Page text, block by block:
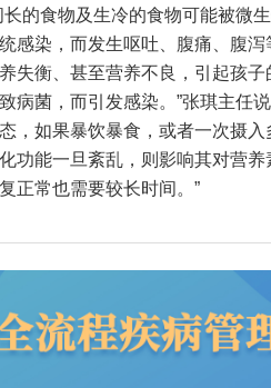
的食物及生冷的食物可能被微
感染，而发生呕吐、腹痛、腹
失衡、甚至营养不良，引起孩子
病菌，而引发感染。”张琪主任
，如果暴饮暴食，或者一次摄入
功能一旦紊乱，则影响其对营
正常也需要较长时间。”